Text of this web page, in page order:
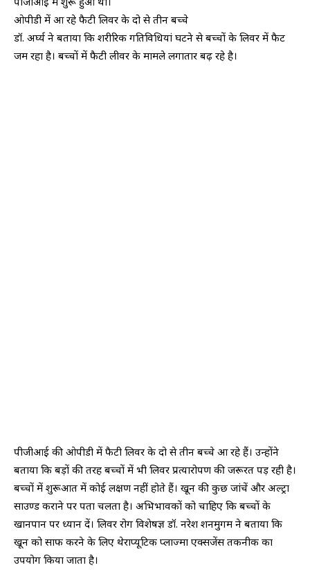
ओपीडी में आ रहे फैटी लिवर के दो से तीन बच्चे
डॉ. अर्घ्य ने बताया कि शरीरिक गतिविधियां घटने से बच्चों के लिवर में फैट
जम रहा है। बच्चों में फैटी लीवर के मामले लगातार बढ़ रहे है।
पीजीआई की ओपीडी में फैटी लिवर के दो से तीन बच्चे आ रहे हैं। उन्होंने
बताया कि बड़ों की तरह बच्चों में भी लिवर प्रत्यारोपण की जरूरत पड़ रही है।
बच्चों में शुरूआत में कोई लक्षण नहीं होते हैं। खून की कुछ जांचें और अल्ट्रा
साउण्ड कराने पर पता चलता है। अभिभावकों को चाहिए कि बच्चों के
खानपान पर ध्यान दें। लिवर रोग विशेषज्ञ डॉ. नरेश शनमुगम ने बताया कि
खून को साफ करने के लिए थेराप्यूटिक प्लाज्मा एक्सजेंस तकनीक का
उपयोग किया जाता है।